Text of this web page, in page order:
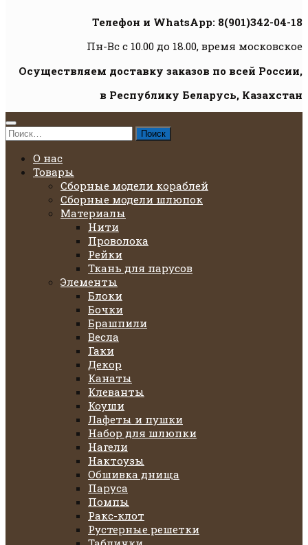
Телефон и WhatsApp: 8(901)342-04-18
Пн-Вс с 10.00 до 18.00, время московское
Осуществляем доставку заказов по всей России,
в Республику Беларусь, Казахстан
Найти:
О нас
Товары
Сборные модели кораблей
Сборные модели шлюпок
Материалы
Нити
Проволока
Рейки
Ткань для парусов
Элементы
Блоки
Бочки
Брашпили
Весла
Гаки
Декор
Канаты
Клеванты
Коуши
Лафеты и пушки
Набор для шлюпки
Нагели
Нактоузы
Обшивка днища
Паруса
Помпы
Ракс-клот
Рустерные решетки